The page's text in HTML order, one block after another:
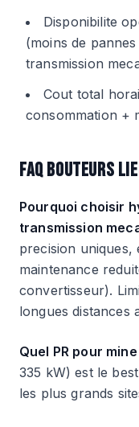
Disponibilite
(moins de
transmission
Cout total
consommation +
FAQ BOUTEURS
Pourquoi choisir
transmission
precision uniques,
maintenance
convertisseur).
longues distances
Quel PR pour
335 kW) est le
les plus grands